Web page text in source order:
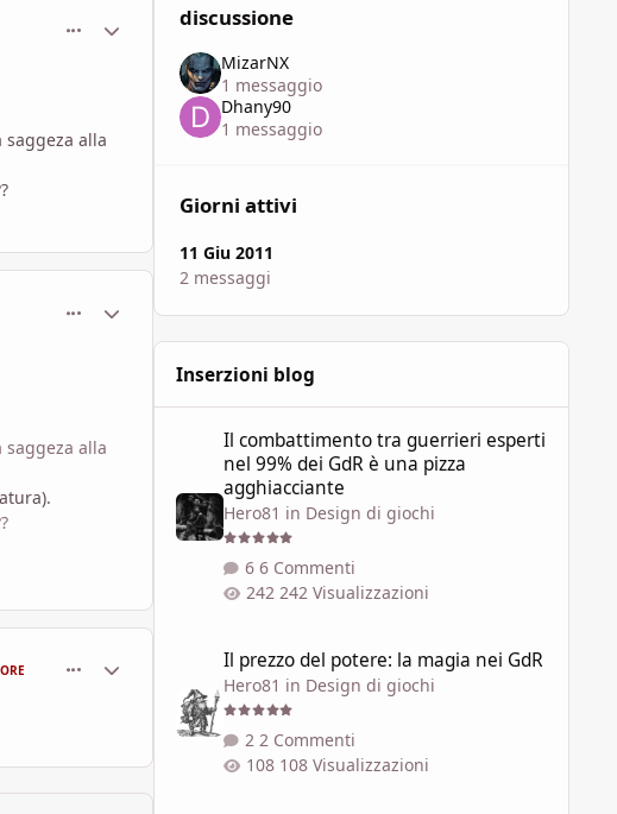
comment_608699
Statistiche Autore
alla
alla
Statistiche Autore
discussione
MizarNX
1 messaggio
Dhany90
1 messaggio
Giorni attivi
11 Giu 2011
2 messaggi
Inserzioni blog
Il combattimento tra guerrieri esperti
nel 99% dei GdR è una pizza
agghiacciante
Hero81 in Design di giochi
6 Commenti
242 Visualizzazioni
Il prezzo del potere: la magia nei GdR
Il prezzo del potere: la magia nei GdR
Hero81 in Design di giochi
2 Commenti
108 Visualizzazioni